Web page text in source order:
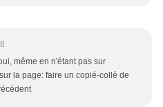
même en n'étant pas sur
la page: faire un copié-collé de